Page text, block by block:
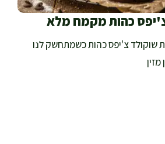
צ'יפס כהות מקמח מלא
שוקולד צ'יפס כהות כשמתחשק לנו